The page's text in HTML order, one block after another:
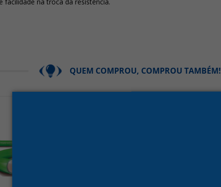
QUEM COMPROU, COMPROU TAMBÉM!